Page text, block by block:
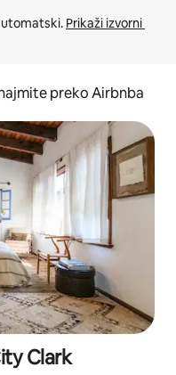
Prikaži izvorni
preko Airbnba
Clark